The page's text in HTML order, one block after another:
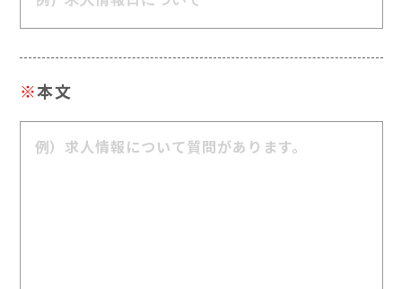
※本文